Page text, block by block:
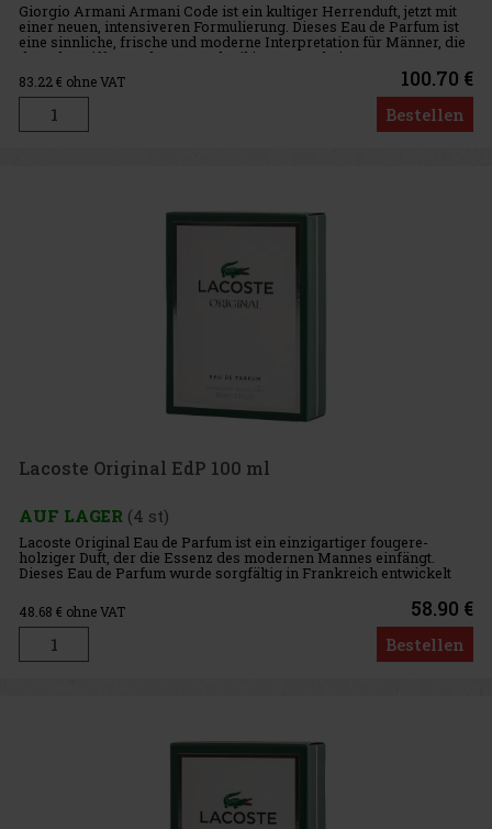
Giorgio Armani Armani Code ist ein kultiger Herrenduft, jetzt mit
einer neuen, intensiveren Formulierung. Dieses Eau de Parfum ist
eine sinnliche, frische und moderne Interpretation für Männer, die
der Inbegriff von Eleganz und Stil ist, verpackt in
83.22€ ohne VAT 100.70 €
Bestellen
Lacoste Original EdP 100 ml
AUF LAGER (4 st)
Lacoste Original Eau de Parfum ist ein einzigartiger fougere-
holziger Duft, der die Essenz des modernen Mannes einfängt.
Dieses Eau de Parfum wurde sorgfältig in Frankreich entwickelt
und liefert einen anspruchsvollen und süchtig machenden Duft,
perf
48.68 € ohne VAT 58.90 €
Bestellen